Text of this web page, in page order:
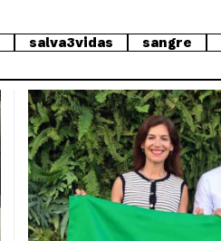
salva3vidas sangre